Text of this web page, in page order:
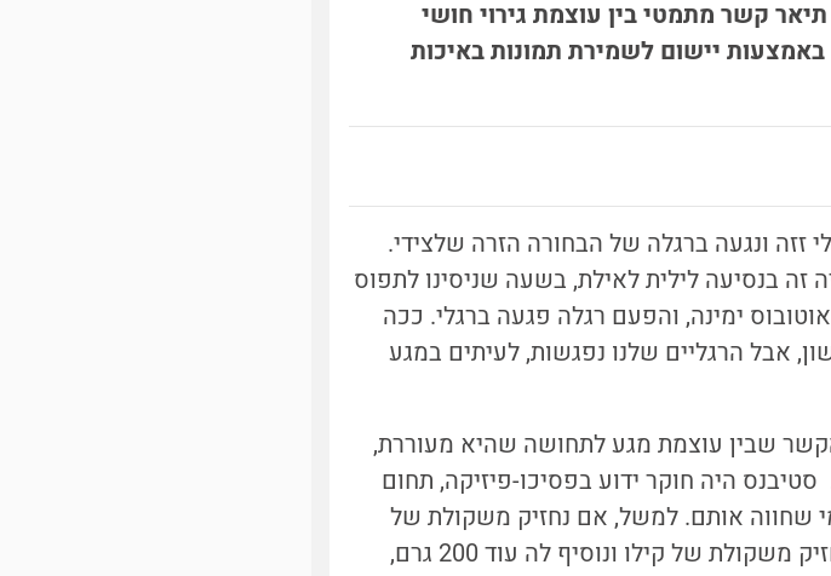
קשר מתמטי בין עוצמת גירוי חושי
יישום לשמירת תמונות באיכות
זזה ונגעה ברגלה של הבחורה הזרה שלצידי.
זה בנסיעה לילית לאילת, בשעה שניסינו לתפוס
ימינה, והפעם רגלה פגעה ברגלי. ככה
אבל הרגליים שלנו נפגשות, לעיתים במגע
שבין עוצמת מגע לתחושה שהיא מעוררת,
במשפט החזקה של סטנלי סטיבנס [1]. סטיבנס היה חוקר ידוע בפסיכו-פיזיקה, תחום
שחווה אותם. למשל, אם נחזיק משקולת של
200 גרם, נחוש אותה היטב. לעומת זאת, אם נחזיק משקולת של קילו ונוסיף לה עוד 200 גרם,